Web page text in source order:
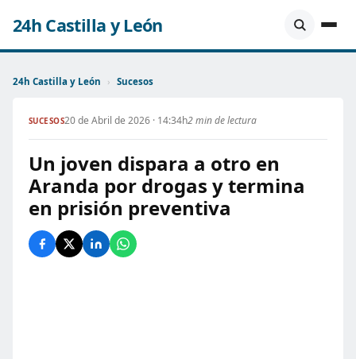
24h Castilla y León
24h Castilla y León › Sucesos
SUCESOS20 de Abril de 2026 · 14:34h2 min de lectura
Un joven dispara a otro en
Aranda por drogas y termina
en prisión preventiva